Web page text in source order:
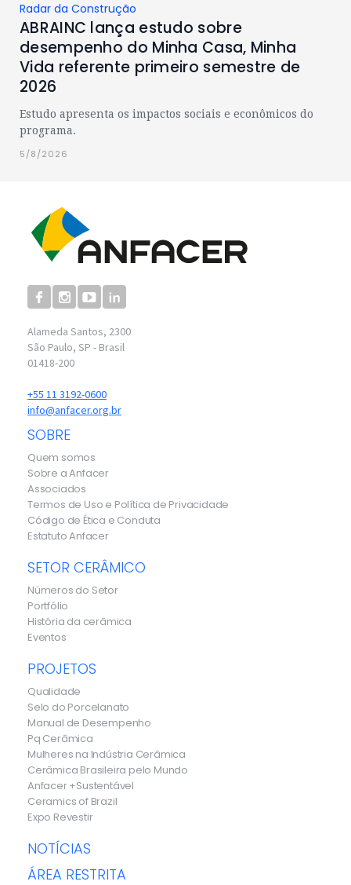
Radar da Construção
ABRAINC lança estudo sobre
desempenho do Minha Casa, Minha
Vida referente primeiro semestre de
2026
Estudo apresenta os impactos sociais e econômicos do
programa.
5/8/2026
Alameda Santos, 2300
São Paulo, SP - Brasil
01418-200
+55 11 3192-0600
info@anfacer.org.br
SOBRE
Quem somos
Sobre a Anfacer
Associados
Termos de Uso e Política de Privacidade
Código de Ética e Conduta
Estatuto Anfacer
SETOR CERÂMICO
Números do Setor
Portfólio
História da cerâmica
Eventos
PROJETOS
Qualidade
Selo do Porcelanato
Manual de Desempenho
Pq Cerâmica
Mulheres na Indústria Cerâmica
Cerâmica Brasileira pelo Mundo
Anfacer +Sustentável
Ceramics of Brazil
Expo Revestir
NOTÍCIAS
ÁREA RESTRITA